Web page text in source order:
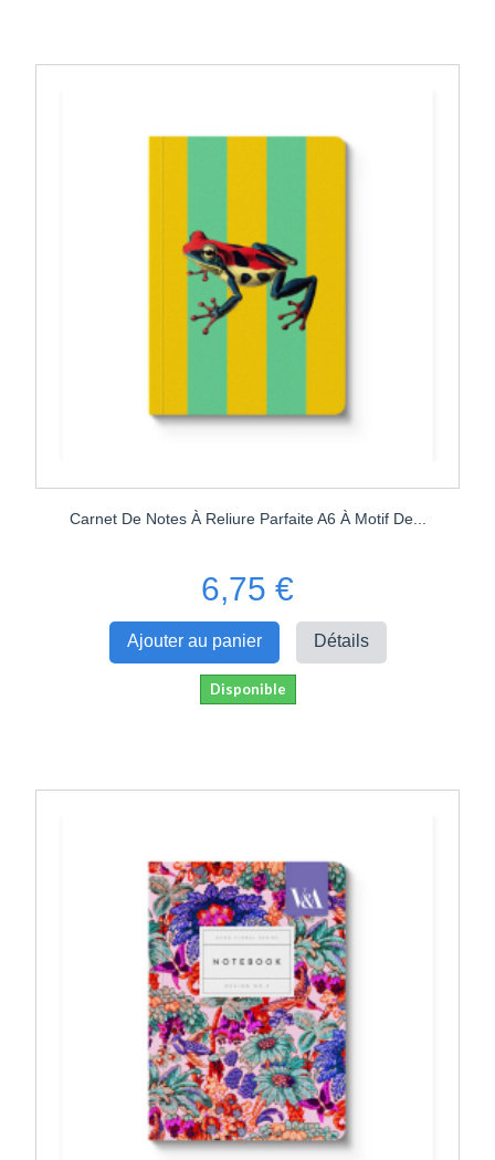
Carnet De Notes À Reliure Parfaite A6 À Motif De...
6,75 €
Ajouter au panier Détails
Disponible